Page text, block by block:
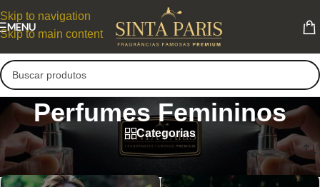
Skip to navigation
Skip to main content
MENU
Perfumes Femininos
Categorias
Perfumes Femininos
Página 17